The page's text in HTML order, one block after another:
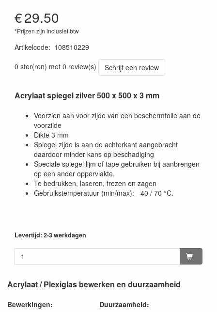
€29.50
*Prijzen zijn inclusief btw
Artikelcode: 108510229
0 ster(ren) met 0 review(s)
Schrijf een review
Acrylaat spiegel zilver 500 x 500 x 3 mm
Voorzien aan voor zijde van een beschermfolie aan de
voorzijde
Dikte 3 mm
Spiegel zijde is aan de achterkant aangebracht
daardoor minder kans op beschadiging
Speciale spiegel lijm of tape gebruiken bij aanbrengen
op een ander oppervlakte.
Te bedrukken, laseren, frezen en zagen
Gebruikstemperatuur (min/max): -40 / 70 °C.
Levertijd: 2-3 werkdagen
Acrylaat / Plexiglas bewerken en duurzaamheid
Bewerkingen:
Duurzaamheid: